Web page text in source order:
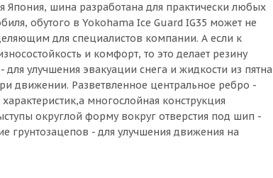
Япония, шина разработана для практически любых
обутого в Yokohama Ice Guard IG35 может не
для специалистов компании. А если к
и комфорт, то это делает резину
улучшения эвакуации снега и жидкости из пятна
движении. Разветвленное центральное ребро -
многослойная конструкция
округлой форму вокруг отверстия под шип -
грунтозацепов - для улучшения движения на